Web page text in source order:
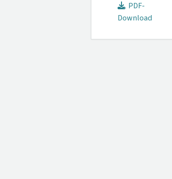
PDF-
Download